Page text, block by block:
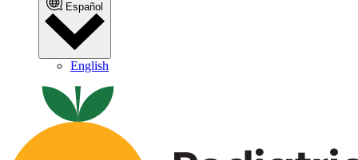
Español
English